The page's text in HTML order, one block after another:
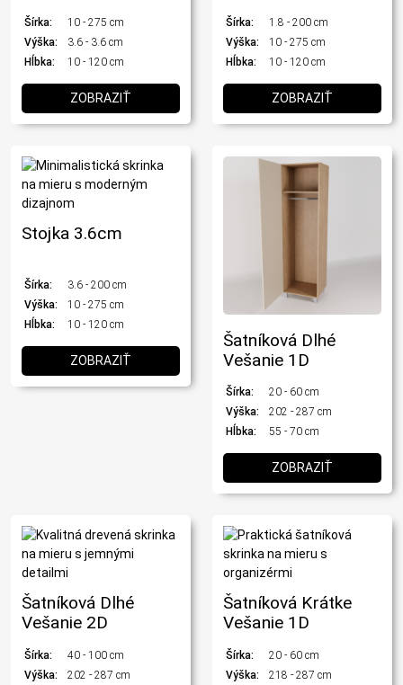
Šírka:
10 - 275 cm
Výška:
3.6 - 3.6 cm
Hĺbka:
10 - 120 cm
ZOBRAZIŤ
Šírka:
1.8 - 200 cm
Výška:
10 - 275 cm
Hĺbka:
10 - 120 cm
ZOBRAZIŤ
Stojka 3.6cm
Šírka:
3.6 - 200 cm
Výška:
10 - 275 cm
Hĺbka:
10 - 120 cm
ZOBRAZIŤ
Šatníková Dlhé
Vešanie 1D
Šírka:
20 - 60 cm
Výška:
202 - 287 cm
Hĺbka:
55 - 70 cm
ZOBRAZIŤ
Šatníková Dlhé
Vešanie 2D
Šírka:
40 - 100 cm
Výška:
202 - 287 cm
Šatníková Krátke
Vešanie 1D
Šírka:
20 - 60 cm
Výška:
218 - 287 cm